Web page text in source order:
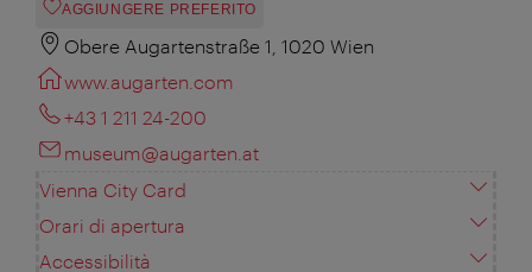
AGGIUNGERE PREFERITO
Obere Augartenstraße 1, 1020 Wien
www.augarten.com
+43 1 211 24-200
museum@augarten.at
Vienna City Card
Orari di apertura
Accessibilità